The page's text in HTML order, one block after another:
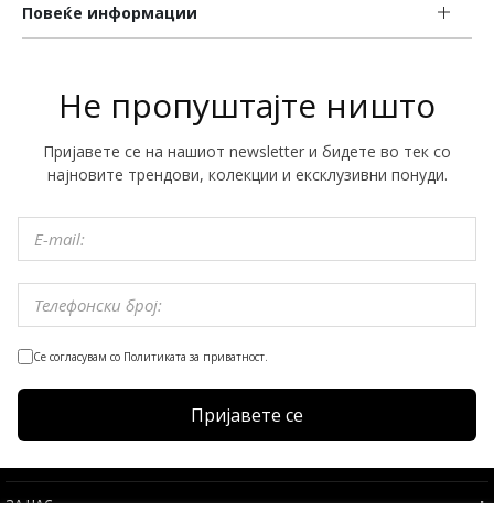
Повеќе информации
Не пропуштајте ништо
Пријавете се на нашиот newsletter и бидете во тек со
најновите трендови, колекции и ексклузивни понуди.
Се согласувам со Политиката за приватност.
Пријавете се
ЗА НАС